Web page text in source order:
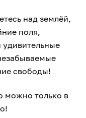
над землёй,
поля,
свободы!
можно только в